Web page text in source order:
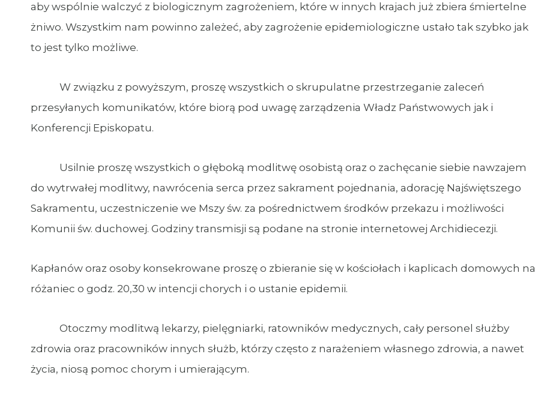
aby wspólnie walczyć z biologicznym zagrożeniem, które w innych krajach już zbiera śmiertelne
żniwo. Wszystkim nam powinno zależeć, aby zagrożenie epidemiologiczne ustało tak szybko jak
to jest tylko możliwe.
W związku z powyższym, proszę wszystkich o skrupulatne przestrzeganie zaleceń
przesyłanych komunikatów, które biorą pod uwagę zarządzenia Władz Państwowych jak i
Konferencji Episkopatu.
Usilnie proszę wszystkich o głęboką modlitwę osobistą oraz o zachęcanie siebie nawzajem
do wytrwałej modlitwy, nawrócenia serca przez sakrament pojednania, adorację Najświętszego
Sakramentu, uczestniczenie we Mszy św. za pośrednictwem środków przekazu i możliwości
Komunii św. duchowej. Godziny transmisji są podane na stronie internetowej Archidiecezji.
Kapłanów oraz osoby konsekrowane proszę o zbieranie się w kościołach i kaplicach domowych na
różaniec o godz. 20,30 w intencji chorych i o ustanie epidemii.
Otoczmy modlitwą lekarzy, pielęgniarki, ratowników medycznych, cały personel służby
zdrowia oraz pracowników innych służb, którzy często z narażeniem własnego zdrowia, a nawet
życia, niosą pomoc chorym i umierającym.